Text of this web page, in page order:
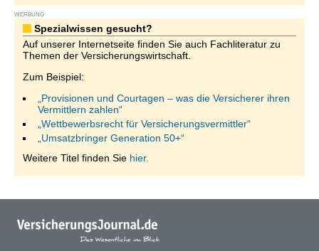
WERBUNG
Spezialwissen gesucht?
Auf unserer Internetseite finden Sie auch Fachliteratur zu
Themen der Versicherungswirtschaft.
Zum Beispiel:
„Provisionen und Courtagen – was die Versicherer ihren
Vermittlern zahlen“
„Wettbewerbsrecht für Versicherungsvermittler“
„Umsatzbringer Generation 50+“
Weitere Titel finden Sie hier.